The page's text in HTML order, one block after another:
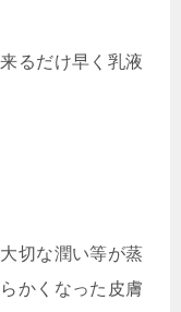
るだけ早く乳液
切な潤い等が蒸
かくなった皮膚